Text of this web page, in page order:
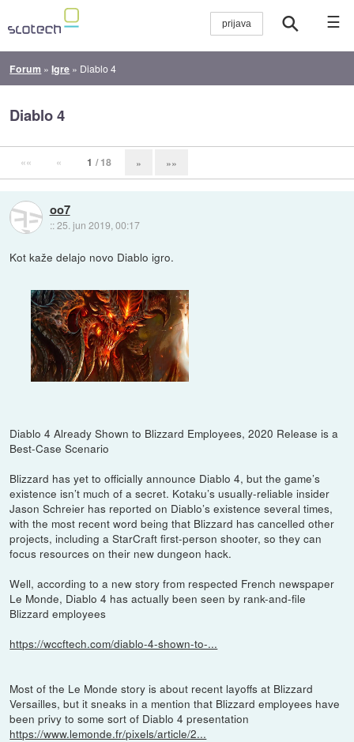
☰
Forum »Igre » Diablo 4
Diablo 4
«« « 1 / 18 » »»
oo7
::25. jun 2019, 00:17
Kot kaže delajo novo Diablo igro.
Diablo 4 Already Shown to Blizzard Employees, 2020 Release is a
Best-Case Scenario
Blizzard has yet to officially announce Diablo 4, but the game’s
existence isn’t much of a secret. Kotaku’s usually-reliable insider
Jason Schreier has reported on Diablo’s existence several times,
with the most recent word being that Blizzard has cancelled other
projects, including a StarCraft first-person shooter, so they can
focus resources on their new dungeon hack.
Well, according to a new story from respected French newspaper
Le Monde, Diablo 4 has actually been seen by rank-and-file
Blizzard employees
https://wccftech.com/diablo-4-shown-to-...
Most of the Le Monde story is about recent layoffs at Blizzard
Versailles, but it sneaks in a mention that Blizzard employees have
been privy to some sort of Diablo 4 presentation
https://www.lemonde.fr/pixels/article/2...